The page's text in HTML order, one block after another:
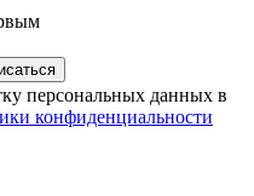
персональных данных в
конфиденциальности